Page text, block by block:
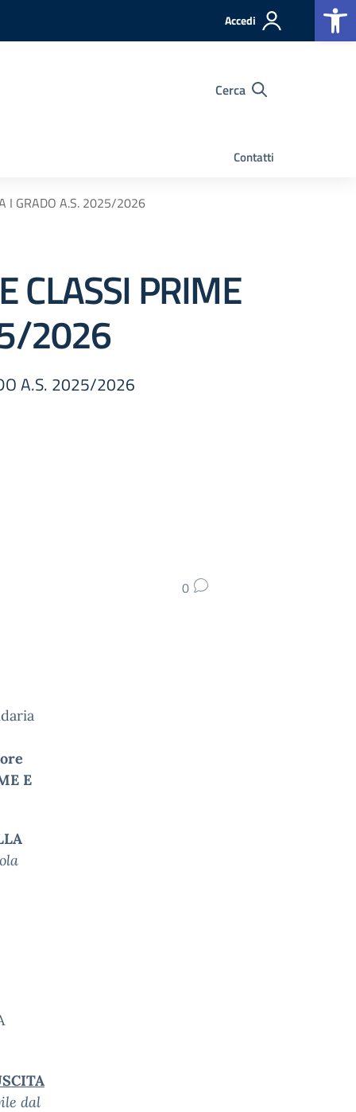
Accedi
Cerca
Contatti
I GRADO A.S. 2025/2026
CLASSI PRIME
2026
A.S. 2025/2026
0
E
dal